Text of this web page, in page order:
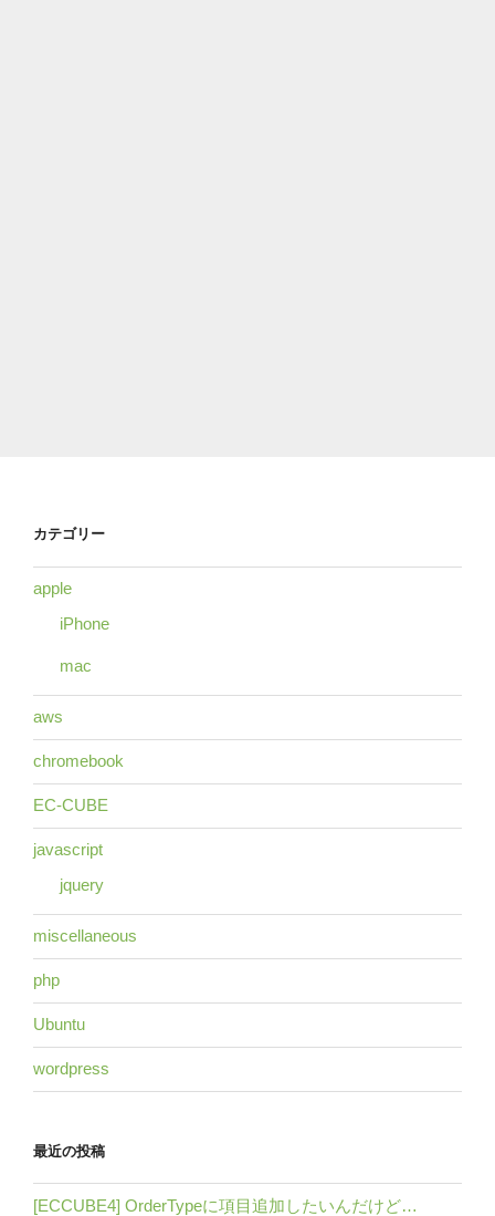
カテゴリー
apple
iPhone
mac
aws
chromebook
EC-CUBE
javascript
jquery
miscellaneous
php
Ubuntu
wordpress
最近の投稿
[ECCUBE4] OrderTypeに項目追加したいんだけど…